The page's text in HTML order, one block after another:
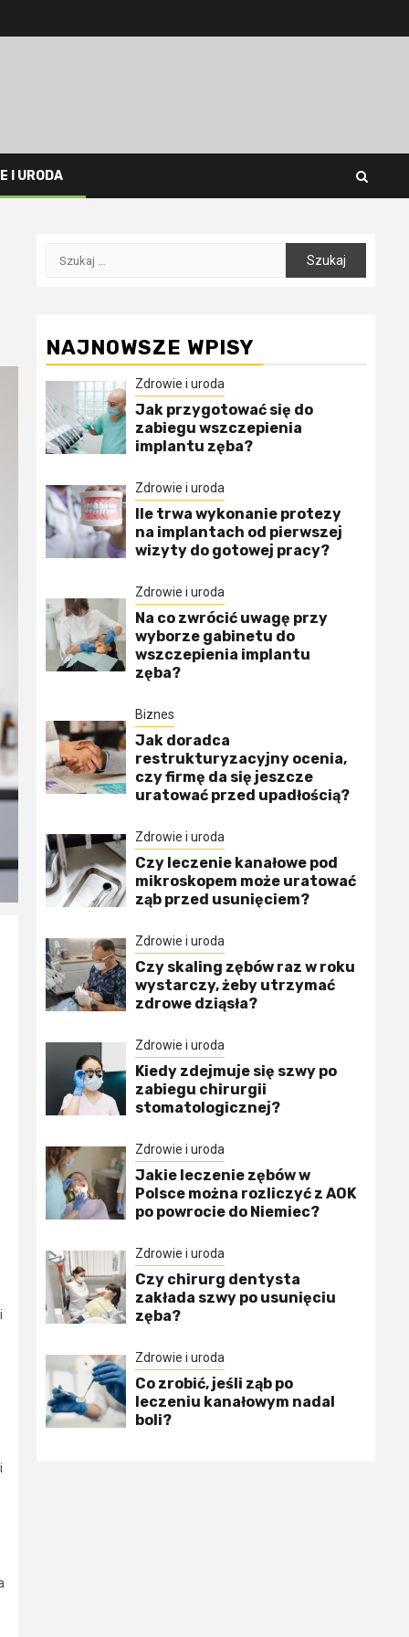
I URODA
NAJNOWSZE WPISY
Zdrowie i uroda
Jak przygotować się do
zabiegu wszczepienia
implantu zęba?
Zdrowie i uroda
Ile trwa wykonanie protezy
na implantach od pierwszej
wizyty do gotowej pracy?
Zdrowie i uroda
Na co zwrócić uwagę przy
wyborze gabinetu do
wszczepienia implantu
zęba?
Biznes
Jak doradca
restrukturyzacyjny ocenia,
czy firmę da się jeszcze
uratować przed upadłością?
Zdrowie i uroda
Czy leczenie kanałowe pod
mikroskopem może uratować
ząb przed usunięciem?
Zdrowie i uroda
Czy skaling zębów raz w roku
wystarczy, żeby utrzymać
zdrowe dziąsła?
Zdrowie i uroda
Kiedy zdejmuje się szwy po
zabiegu chirurgii
stomatologicznej?
Zdrowie i uroda
Jakie leczenie zębów w
Polsce można rozliczyć z AOK
po powrocie do Niemiec?
Zdrowie i uroda
Czy chirurg dentysta
zakłada szwy po usunięciu
zęba?
Zdrowie i uroda
Co zrobić, jeśli ząb po
leczeniu kanałowym nadal
boli?